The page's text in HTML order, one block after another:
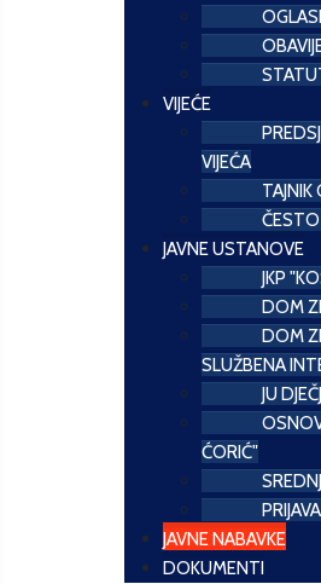
VIJEĆE
VIJEĆA
TAJNIK
ČESTO
JAVNE USTANOVE
JKP
DOM
DOM
SLUŽBENA
JU
ĆORIĆ"
JAVNE NABAVKE
DOKUMENTI